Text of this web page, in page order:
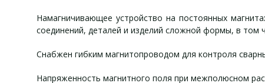
Намагничивающее устройство на постоянных
соединений, деталей и изделий сложной формы, в
Снабжен гибким магнитопроводом для контроля
Напряженность магнитного поля при межполюсном